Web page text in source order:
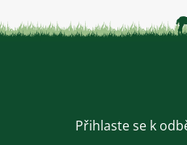
Přihlaste se k